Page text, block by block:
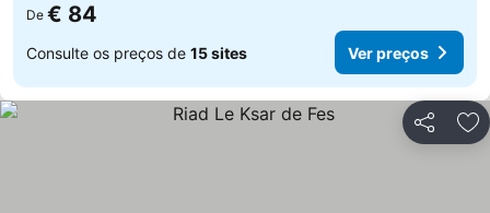
De € 84
Consulte os preços de 15 sites Ver preços
Partilhar